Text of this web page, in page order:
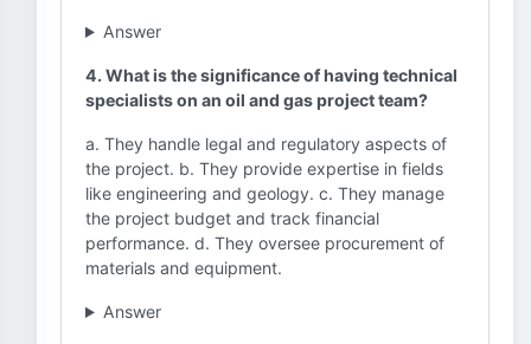
Answer
4. What is the significance of having technical
specialists on an oil and gas project team?
a. They handle legal and regulatory aspects of
the project. b. They provide expertise in fields
like engineering and geology. c. They manage
the project budget and track financial
performance. d. They oversee procurement of
materials and equipment.
Answer